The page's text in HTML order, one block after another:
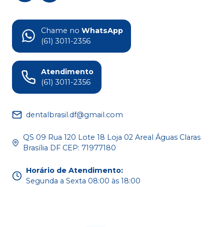
Chame no WhatsApp
(61) 3011-2356
Atendimento
(61) 3011-2356
dentalbrasil.df@gmail.com
QS 09 Rua 120 Lote 18 Loja 02 Areal Águas Claras
Brasília DF CEP: 71977180
Horário de Atendimento:
Segunda a Sexta 08:00 às 18:00